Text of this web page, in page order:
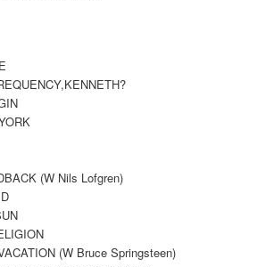
(W Nils Lofgren)
(W Bruce Springsteen)